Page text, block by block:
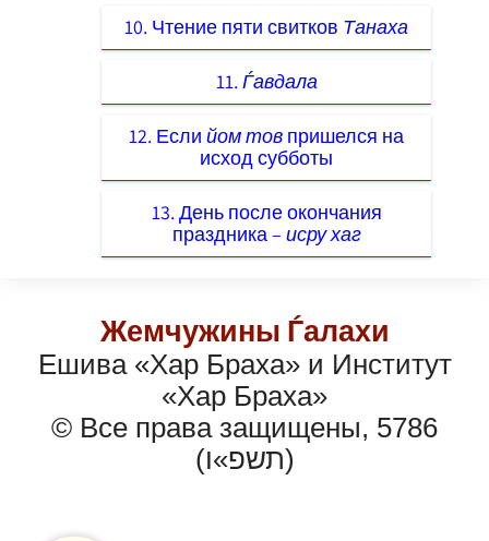
10. Чтение пяти свитков Танаха
11. Ѓавдала
12. Если йом тов пришелся на
исход субботы
13. День после окончания
праздника – исру хаг
Жемчужины Ѓалахи
Ешива «Хар Браха» и Институт
«Хар Браха»
© Все права защищены, 5786
(תשפ»ו)